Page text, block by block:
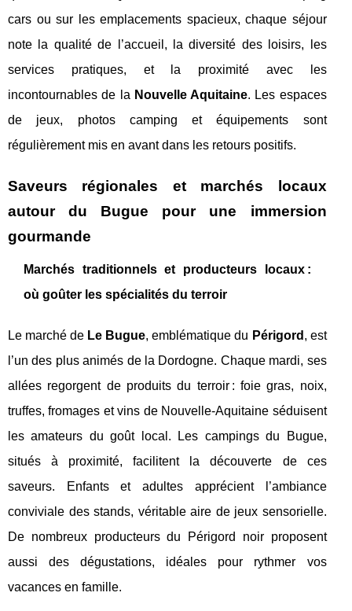
cars ou sur les emplacements spacieux, chaque séjour
note la qualité de l’accueil, la diversité des loisirs, les
services pratiques, et la proximité avec les
incontournables de la Nouvelle Aquitaine. Les espaces
de jeux, photos camping et équipements sont
régulièrement mis en avant dans les retours positifs.
Saveurs régionales et marchés locaux
autour du Bugue pour une immersion
gourmande
Marchés traditionnels et producteurs locaux :
où goûter les spécialités du terroir
Le marché de Le Bugue, emblématique du Périgord , est
l’un des plus animés de la Dordogne. Chaque mardi, ses
allées regorgent de produits du terroir : foie gras, noix,
truffes, fromages et vins de Nouvelle-Aquitaine séduisent
les amateurs du goût local. Les campings du Bugue,
situés à proximité, facilitent la découverte de ces
saveurs. Enfants et adultes apprécient l’ambiance
conviviale des stands, véritable aire de jeux sensorielle.
De nombreux producteurs du Périgord noir proposent
aussi des dégustations, idéales pour rythmer vos
vacances en famille.